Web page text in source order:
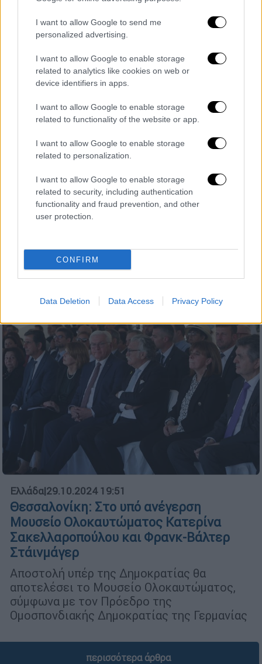
I want to allow Google to send me
personalized advertising.
I want to allow Google to enable storage
related to analytics like cookies on web or
device identifiers in apps.
I want to allow Google to enable storage
related to functionality of the website or app.
I want to allow Google to enable storage
related to personalization.
I want to allow Google to enable storage
related to security, including authentication
functionality and fraud prevention, and other
user protection.
CONFIRM
Data Deletion Data Access Privacy Policy
Σταϊνμάιερ σε Σακελλαροπούλου για
γερμανικές αποζημιώσεις: «Το θέμα
θεωρείται λήξαν»
ζήτημα είναι εκκρεμές και ότι είναι
σημαντικό να τίθενται επί τάπητος θέματα
του παρελθόντος
Ελλάδα|29.10.2024 19:51
Θεσσαλονίκη: Στο υπό ανέγερση
Μουσείο Ολοκαυτώματος Κατερίνα
Σακελλαροπούλου και Φρανκ-Βάλτερ
Στάινμάγερ
Αποστολή υπέρ της Δημοκρατίας θα
αποτελέσει το Μουσείο Ολοκαυτώματος,
σύμφωνα με τον Πρόεδρο της
Ομοσπονδιακής Δημοκρατίας της Γερμανίας
περισσότερα άρθρα